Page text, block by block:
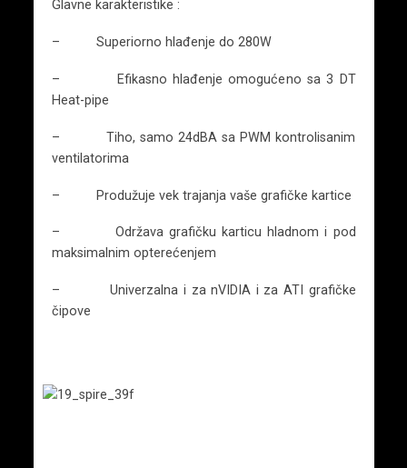
Glavne karakteristike :
– Superiorno hlađenje do 280W
– Efikasno hlađenje omogućeno sa 3 DT
Heat-pipe
– Tiho, samo 24dBA sa PWM kontrolisanim
ventilatorima
– Produžuje vek trajanja vaše grafičke kartice
– Održava grafičku karticu hladnom i pod
maksimalnim opterećenjem
– Univerzalna i za nVIDIA i za ATI grafičke
čipove